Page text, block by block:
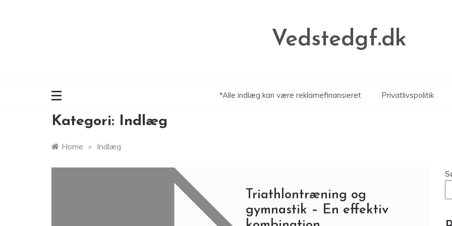
Vedstedgf.dk
*Alle indlæg kan være reklamefinansieret Privatlivspolitik
Kategori: Indlæg
Home » Indlæg
Triathlontræning og
gymnastik – En effektiv